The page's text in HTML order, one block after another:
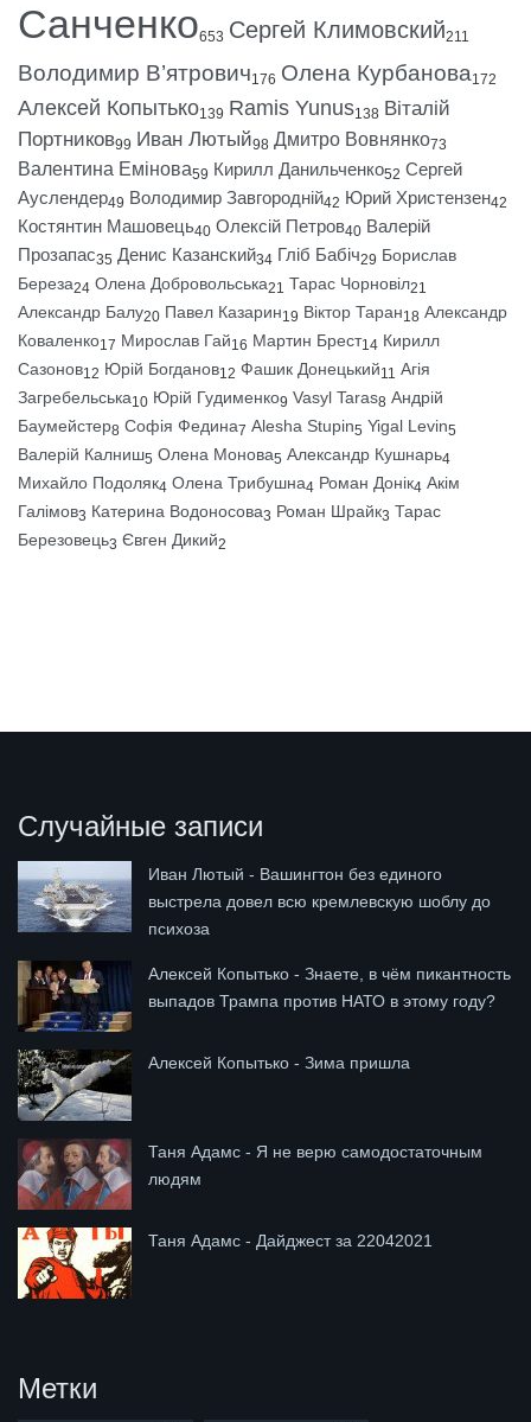
Санченко653 Сергей Климовский211
Володимир В’ятрович176 Олена Курбанова172
Алексей Копытько139 Ramis Yunus138 Віталій
Портников99 Иван Лютый98 Дмитро Вовнянко73
Валентина Емінова59 Кирилл Данильченко52 Сергей
Ауслендер49 Володимир Завгородній42 Юрий Христензен42
Костянтин Машовець40 Олексій Петров40 Валерій
Прозапас35 Денис Казанский34 Гліб Бабіч29 Борислав
Береза24 Олена Добровольська21 Тарас Чорновіл21
Александр Балу20 Павел Казарин19 Віктор Таран18 Александр
Коваленко17 Мирослав Гай16 Мартин Брест14 Кирилл
Сазонов12 Юрій Богданов12 Фашик Донецький11 Агія
Загребельська10 Юрій Гудименко9 Vasyl Taras8 Андрій
Баумейстер8 Софія Федина7 Alesha Stupin5 Yigal Levin5
Валерій Калниш5 Олена Монова5 Александр Кушнарь4
Михайло Подоляк4 Олена Трибушна4 Роман Донік4 Акім
Галімов3 Катерина Водоносова3 Роман Шрайк3 Тарас
Березовець3 Євген Дикий2
Случайные записи
Иван Лютый - Вашингтон без единого
выстрела довел всю кремлевскую шоблу до
психоза
Алексей Копытько - Знаете, в чём пикантность
выпадов Трампа против НАТО в этому году?
Алексей Копытько - Зима пришла
Таня Адамс - Я не верю самодостаточным
людям
Таня Адамс - Дайджест за 22042021
Метки